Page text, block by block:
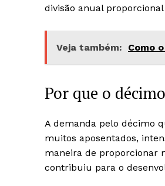
divisão anual
Veja também: Como
Por que o
A demanda pelo décimo
muitos aposentados,
maneira de proporcionar
contribuiu para o